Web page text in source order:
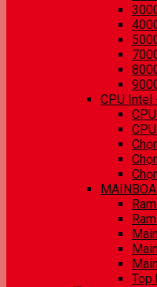
CPU
Top